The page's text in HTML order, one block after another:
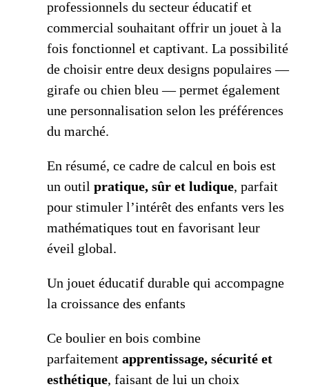
professionnels du secteur éducatif et
commercial souhaitant offrir un jouet à la
fois fonctionnel et captivant. La possibilité
de choisir entre deux designs populaires —
girafe ou chien bleu — permet également
une personnalisation selon les préférences
du marché.
En résumé, ce cadre de calcul en bois est
un outil pratique, sûr et ludique, parfait
pour stimuler l’intérêt des enfants vers les
mathématiques tout en favorisant leur
éveil global.
Un jouet éducatif durable qui accompagne
la croissance des enfants
Ce boulier en bois combine
parfaitement apprentissage, sécurité et
esthétique, faisant de lui un choix